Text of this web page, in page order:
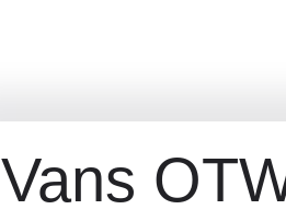
Vans